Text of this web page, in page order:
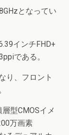
となってい
インチFHD+
である。
り、フロント
型CMOSイメ
万画素